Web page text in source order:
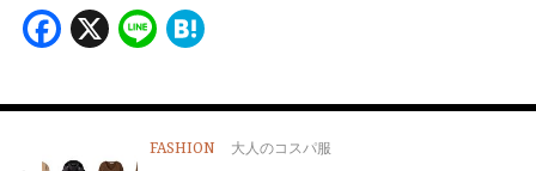
Facebook
X Line
FASHION 大人のコスパ服